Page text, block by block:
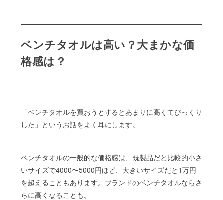
ベンチタオルは高い？大まかな価
格感は？
「ベンチタオルを買おうとするとあまりに高くてびっくり
した」というお話をよく耳にします。
ベンチタオルの一般的な価格感は、既製品だと比較的小さ
いサイズで4000〜5000円ほど、大きいサイズだと1万円
を超えることもあります。ブランドのベンチタオルならさ
らに高くなることも。